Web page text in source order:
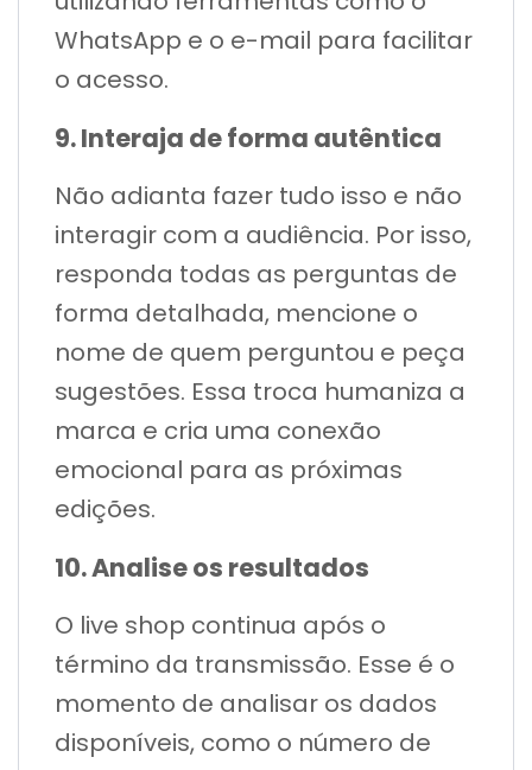
WhatsApp e o e-mail para facilitar
o acesso.
9. Interaja de forma autêntica
Não adianta fazer tudo isso e não
interagir com a audiência. Por isso,
responda todas as perguntas de
forma detalhada, mencione o
nome de quem perguntou e peça
sugestões. Essa troca humaniza a
marca e cria uma conexão
emocional para as próximas
edições.
10. Analise os resultados
O live shop continua após o
término da transmissão. Esse é o
momento de analisar os dados
disponíveis, como o número de